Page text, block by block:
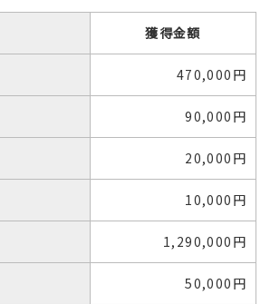
獲得金額
470,000円
90,000円
20,000円
10,000円
1,290,000円
50,000円